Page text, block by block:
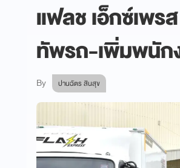
แฟลช เอ็กซ์เพร
ทัพรถ-เพิ่มพนัก
By ปานฉัตร สินสุข